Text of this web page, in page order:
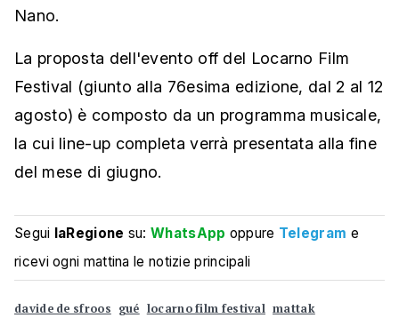
Nano.
La proposta dell'evento off del Locarno Film
Festival (giunto alla 76esima edizione, dal 2 al 12
agosto) è composto da un programma musicale,
la cui line-up completa verrà presentata alla fine
del mese di giugno.
Segui laRegione su:WhatsApp oppure Telegram e
ricevi ogni mattina le notizie principali
davide de sfroos gué locarno film festival mattak